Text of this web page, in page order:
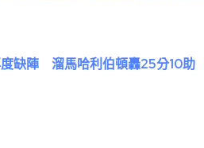
缺陣 溜馬哈利伯頓轟25分10助